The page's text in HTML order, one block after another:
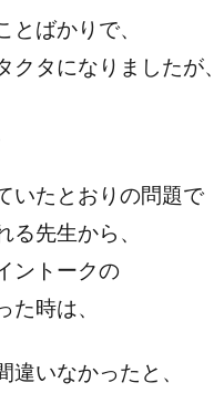
とばかりで、
クタになりましたが、
いたとおりの問題で
る先生から、
ントークの
た時は、
違いなかったと、